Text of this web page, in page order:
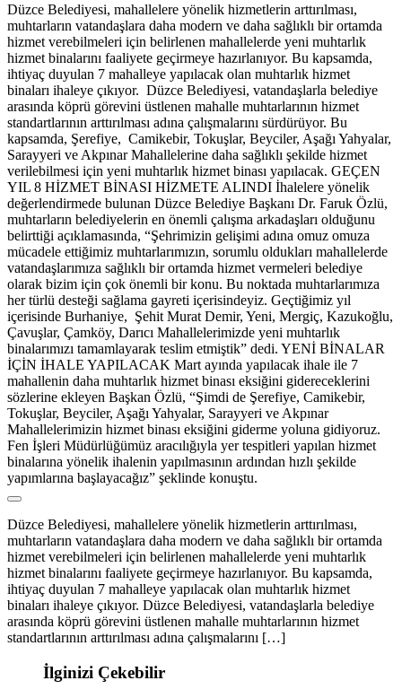
Düzce Belediyesi, mahallelere yönelik hizmetlerin arttırılması,
muhtarların vatandaşlara daha modern ve daha sağlıklı bir ortamda
hizmet verebilmeleri için belirlenen mahallelerde yeni muhtarlık
hizmet binalarını faaliyete geçirmeye hazırlanıyor. Bu kapsamda,
ihtiyaç duyulan 7 mahalleye yapılacak olan muhtarlık hizmet
binaları ihaleye çıkıyor. Düzce Belediyesi, vatandaşlarla belediye
arasında köprü görevini üstlenen mahalle muhtarlarının hizmet
standartlarının arttırılması adına çalışmalarını sürdürüyor. Bu
kapsamda, Şerefiye, Camikebir, Tokuşlar, Beyciler, Aşağı Yahyalar,
Sarayyeri ve Akpınar Mahallelerine daha sağlıklı şekilde hizmet
verilebilmesi için yeni muhtarlık hizmet binası yapılacak. GEÇEN
YIL 8 HİZMET BİNASI HİZMETE ALINDI İhalelere yönelik
değerlendirmede bulunan Düzce Belediye Başkanı Dr. Faruk Özlü,
muhtarların belediyelerin en önemli çalışma arkadaşları olduğunu
belirttiği açıklamasında, “Şehrimizin gelişimi adına omuz omuza
mücadele ettiğimiz muhtarlarımızın, sorumlu oldukları mahallelerde
vatandaşlarımıza sağlıklı bir ortamda hizmet vermeleri belediye
olarak bizim için çok önemli bir konu. Bu noktada muhtarlarımıza
her türlü desteği sağlama gayreti içerisindeyiz. Geçtiğimiz yıl
içerisinde Burhaniye, Şehit Murat Demir, Yeni, Mergiç, Kazukoğlu,
Çavuşlar, Çamköy, Darıcı Mahallelerimizde yeni muhtarlık
binalarımızı tamamlayarak teslim etmiştik” dedi. YENİ BİNALAR
İÇİN İHALE YAPILACAK Mart ayında yapılacak ihale ile 7
mahallenin daha muhtarlık hizmet binası eksiğini gidereceklerini
sözlerine ekleyen Başkan Özlü, “Şimdi de Şerefiye, Camikebir,
Tokuşlar, Beyciler, Aşağı Yahyalar, Sarayyeri ve Akpınar
Mahallelerimizin hizmet binası eksiğini giderme yoluna gidiyoruz.
Fen İşleri Müdürlüğümüz aracılığıyla yer tespitleri yapılan hizmet
binalarına yönelik ihalenin yapılmasının ardından hızlı şekilde
yapımlarına başlayacağız” şeklinde konuştu.
Düzce Belediyesi, mahallelere yönelik hizmetlerin arttırılması,
muhtarların vatandaşlara daha modern ve daha sağlıklı bir ortamda
hizmet verebilmeleri için belirlenen mahallelerde yeni muhtarlık
hizmet binalarını faaliyete geçirmeye hazırlanıyor. Bu kapsamda,
ihtiyaç duyulan 7 mahalleye yapılacak olan muhtarlık hizmet
binaları ihaleye çıkıyor. Düzce Belediyesi, vatandaşlarla belediye
arasında köprü görevini üstlenen mahalle muhtarlarının hizmet
standartlarının arttırılması adına çalışmalarını […]
İlginizi Çekebilir